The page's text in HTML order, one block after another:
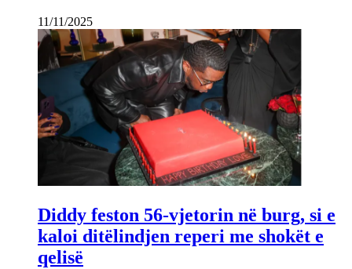
11/11/2025
Diddy feston 56-vjetorin në burg, si e
kaloi ditëlindjen reperi me shokët e
qelisë